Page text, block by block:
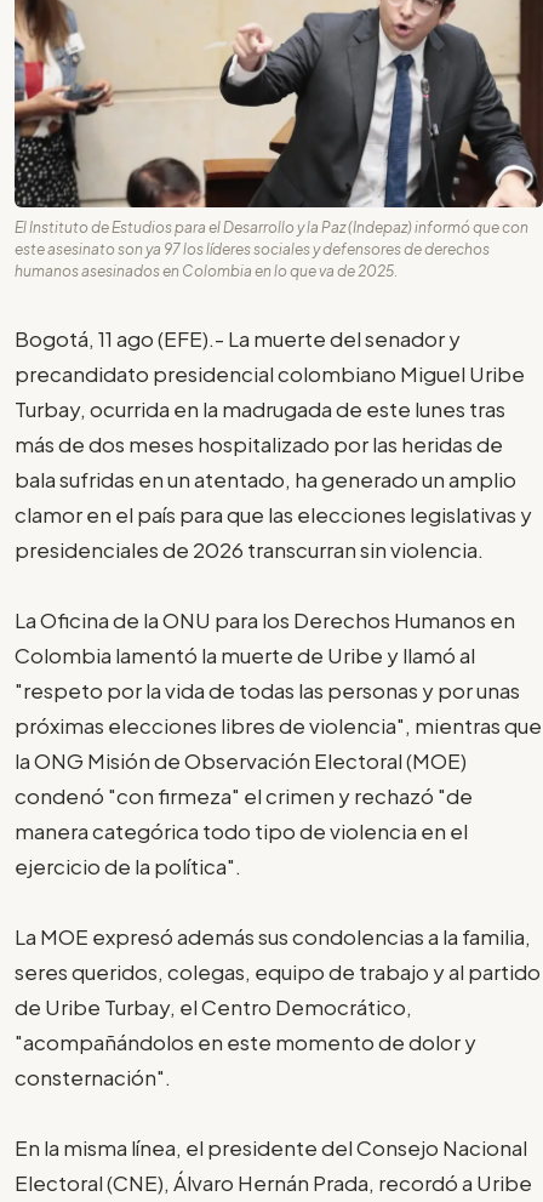
El Instituto de Estudios para el Desarrollo y la Paz (Indepaz) informó que con
este asesinato son ya 97 los líderes sociales y defensores de derechos
humanos asesinados en Colombia en lo que va de 2025.
Bogotá, 11 ago (EFE).- La muerte del senador y
precandidato presidencial colombiano Miguel Uribe
Turbay, ocurrida en la madrugada de este lunes tras
más de dos meses hospitalizado por las heridas de
bala sufridas en un atentado, ha generado un amplio
clamor en el país para que las elecciones legislativas y
presidenciales de 2026 transcurran sin violencia.
La Oficina de la ONU para los Derechos Humanos en
Colombia lamentó la muerte de Uribe y llamó al
"respeto por la vida de todas las personas y por unas
próximas elecciones libres de violencia", mientras que
la ONG Misión de Observación Electoral (MOE)
condenó "con firmeza" el crimen y rechazó "de
manera categórica todo tipo de violencia en el
ejercicio de la política".
La MOE expresó además sus condolencias a la familia,
seres queridos, colegas, equipo de trabajo y al partido
de Uribe Turbay, el Centro Democrático,
"acompañándolos en este momento de dolor y
consternación".
En la misma línea, el presidente del Consejo Nacional
Electoral (CNE), Álvaro Hernán Prada, recordó a Uribe